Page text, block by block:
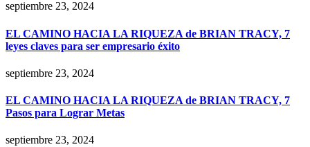
septiembre 23, 2024
EL CAMINO HACIA LA RIQUEZA de BRIAN TRACY, 7
leyes claves para ser empresario éxito
septiembre 23, 2024
EL CAMINO HACIA LA RIQUEZA de BRIAN TRACY, 7
Pasos para Lograr Metas
septiembre 23, 2024